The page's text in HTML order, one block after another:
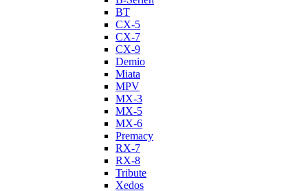
BT
CX-5
CX-7
CX-9
Demio
Miata
MPV
MX-3
MX-5
MX-6
Premacy
RX-7
RX-8
Tribute
Xedos